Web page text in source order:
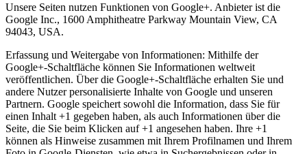
Unsere Seiten nutzen Funktionen von Google+. Anbieter ist die
Google Inc., 1600 Amphitheatre Parkway Mountain View, CA
94043, USA.
Erfassung und Weitergabe von Informationen: Mithilfe der
Google+-Schaltfläche können Sie Informationen weltweit
veröffentlichen. Über die Google+-Schaltfläche erhalten Sie und
andere Nutzer personalisierte Inhalte von Google und unseren
Partnern. Google speichert sowohl die Information, dass Sie für
einen Inhalt +1 gegeben haben, als auch Informationen über die
Seite, die Sie beim Klicken auf +1 angesehen haben. Ihre +1
können als Hinweise zusammen mit Ihrem Profilnamen und Ihrem